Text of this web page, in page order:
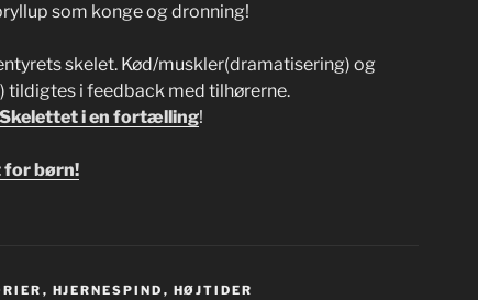
som konge og dronning!
skelet. Kød/muskler(dramatisering) og
tildigtes i feedback med tilhørerne.
Skelettet i en fortælling!
for børn!
, HJERNESPIND , HØJTIDER